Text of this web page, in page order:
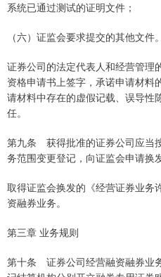
系统已通过测试的证明文件；
（六）证监会要求提交的其他文件。
证券公司的法定代表人和经营管理
资格申请书上签字，承诺申请材料
请材料中存在的虚假记载、误导性
任。
第九条 获得批准的证券公司应当
务范围变更登记，向证监会申请换
取得证监会换发的《经营证券业务
资融券业务。
第三章 业务规则
第十条 证券公司经营融资融券业